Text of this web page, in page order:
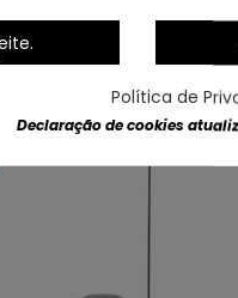
Política de
Declaração de cookies